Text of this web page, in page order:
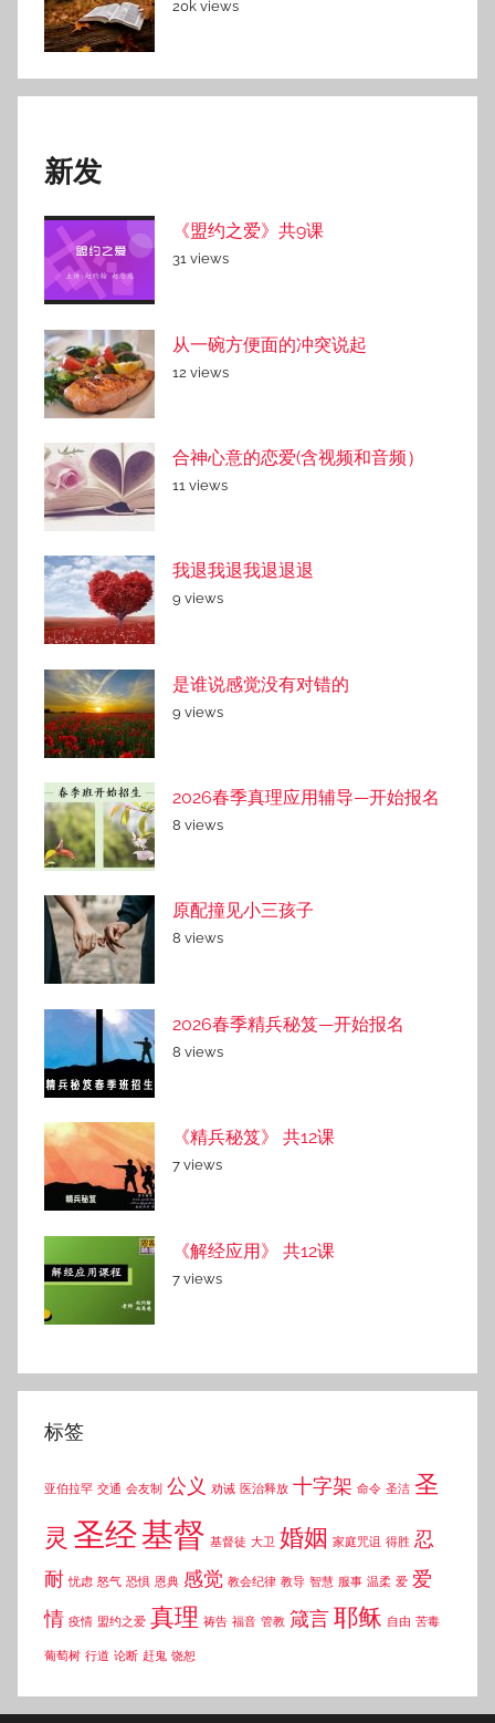
20k views
新发
《盟约之爱》共9课
31 views
从一碗方便面的冲突说起
12 views
合神心意的恋爱(含视频和音频）
11 views
我退我退我退退退
9 views
是谁说感觉没有对错的
9 views
2026春季真理应用辅导—开始报名
8 views
原配撞见小三孩子
8 views
2026春季精兵秘笈—开始报名
8 views
《精兵秘笈》 共12课
7 views
《解经应用》 共12课
7 views
标签
亚伯拉罕 交通 会友制 公义 劝诫 医治释放 十字架 命令 圣洁 圣
灵 圣经基督 基督徒 大卫 婚姻 家庭咒诅 得胜 忍
耐 忧虑 怒气 恐惧 恩典 感觉 教会纪律 教导 智慧 服事 温柔 爱 爱
情 疫情 盟约之爱 真理 祷告 福音 管教 箴言耶稣 自由 苦毒
葡萄树 行道 论断 赶鬼 饶恕